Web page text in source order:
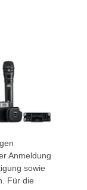
Anmeldung
sowie
Für die